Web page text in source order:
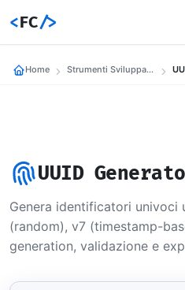
<FC/>
Home Strumenti Sviluppatori
UUID
Genera identificatori univoci
(random), v7 (timestamp-
generation, validazione e